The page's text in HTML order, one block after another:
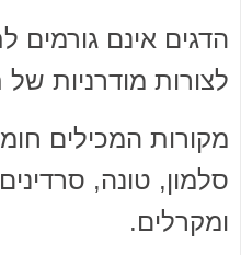
הדגים אינם גורמים
לצורות מודרניות של
סלמון, טונה,
ומקרלים.